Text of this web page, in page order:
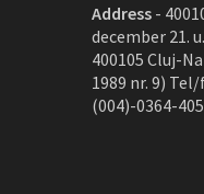
Address -
december 21.
400105 Cluj-
1989 nr. 9)
(004)-0364-